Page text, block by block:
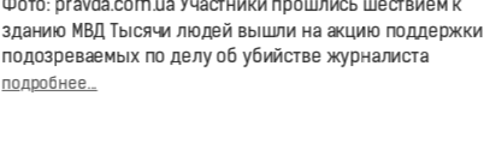
Фото: pravda.com.ua Участники прошлись шествием к
зданию МВД Тысячи людей вышли на акцию поддержки
подозреваемых по делу об убийстве журналиста
подробнее...